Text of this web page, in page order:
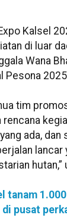
Kalsel
di luar
Wana
Pesona
tim
ada, dan
lancar
hutan,”
tanam
pusat